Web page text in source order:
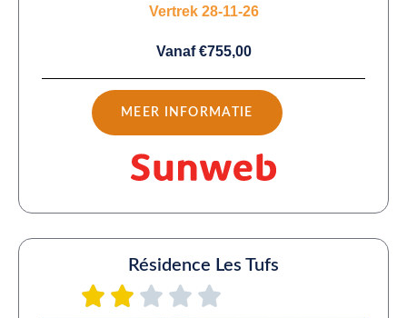
Vertrek 28-11-26
Vanaf €755,00
MEER INFORMATIE
Résidence Les Tufs